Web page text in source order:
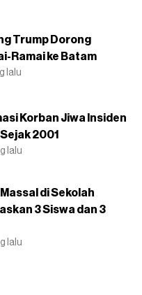
Trump Dorong
Ramai ke Batam
lalu
Korban Jiwa Insiden
2001
lalu
di Sekolah
3 Siswa dan 3
lalu